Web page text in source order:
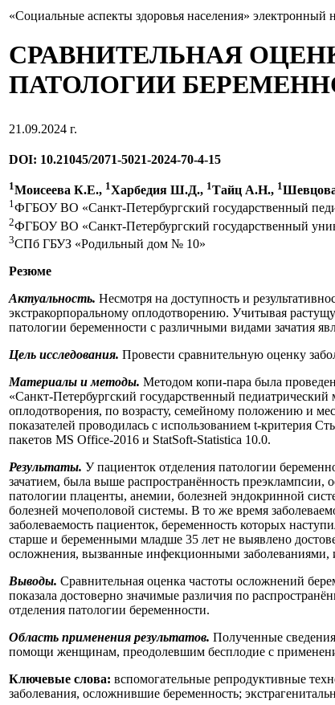
«Социальные аспекты здоровья населения» электронный
СРАВНИТЕЛЬНАЯ
ПАТОЛОГИИ
21.09.2024 г.
DOI: 10.21045/2071-5021-2024-70-4-15
1Моисеева К.Е., 1Харбедия Ш.Д., 1Тайц А.Н., 1
1ФГБОУ ВО «Санкт-Петербургский государственный
2ФГБОУ ВО «Санкт-Петербургский государственный
3СПб ГБУЗ «Родильный дом № 10»
Резюме
Актуальность. Несмотря на доступность и
экстракорпоральному оплодотворению. Учитывая
патологии беременности с различными видами зачатия
Цель исследования. Провести сравнительную оценку
Материалы и методы. Методом копи-пара была
«Санкт-Петербургский государственный
оплодотворения, по возрасту, семейному положению и
показателей проводилась с использованием t-критерия
пакетов MS Office-2016 и StatSoft-Statistica 10.0.
Результаты. У пациенток отделения патологии
зачатием, была выше распространённость
патологии плаценты, анемии, болезней эндокринной
болезней мочеполовой системы. В то же время
заболеваемость пациенток, беременность которых
старше и беременными младше 35 лет не выявлено
осложнения, вызванные инфекционными заболеваниями,
Выводы. Сравнительная оценка частоты осложнений
показала достоверно значимые различия по
отделения патологии беременности.
Область применения результатов. Полученные
помощи женщинам, преодолевшим бесплодие с
Ключевые слова: вспомогательные репродуктивные
заболевания, осложнившие беременность;